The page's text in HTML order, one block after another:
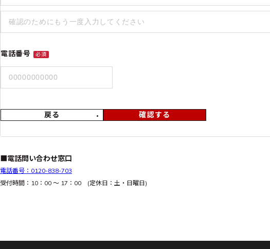
電話番号 必須
戻る 確認する
■電話問い合わせ窓口
電話番号：0120-838-703
受付時間：10：00 ～ 17：00 (定休日：土・日曜日)